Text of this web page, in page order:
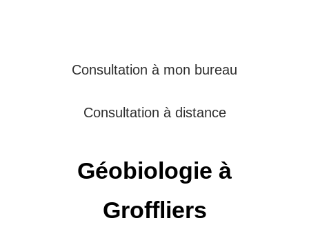
Consultation à mon bureau
Consultation à distance
Géobiologie à
Groffliers